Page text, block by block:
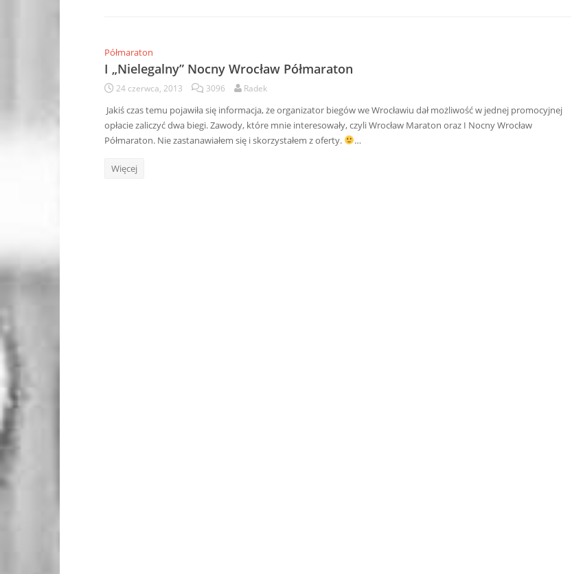
Półmaraton
I „Nielegalny” Nocny Wrocław Półmaraton
24 czerwca, 2013 3096 Radek
Jakiś czas temu pojawiła się informacja, że organizator biegów we Wrocławiu dał możliwość w jednej promocyjnej
opłacie zaliczyć dwa biegi. Zawody, które mnie interesowały, czyli Wrocław Maraton oraz I Nocny Wrocław
Półmaraton. Nie zastanawiałem się i skorzystałem z oferty.
…
Więcej